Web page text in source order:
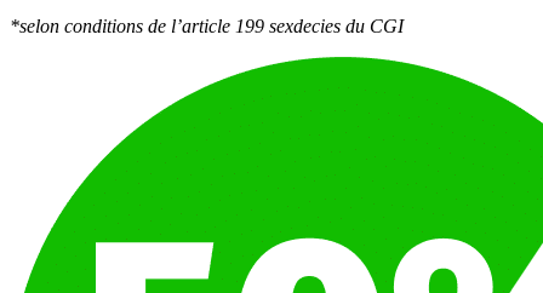
*selon conditions de l’article 199 sexdecies du CGI